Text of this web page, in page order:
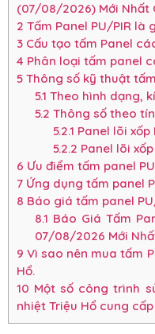
(07/08/2026) Mới Nhất
2 Tấm Panel PU/PIR là
3 Cấu tạo tấm Panel
4 Phân loại tấm panel
5 Thông số kỹ thuật
5.1 Theo hình dạng,
5.2 Thông số theo
5.2.1 Panel lõi xốp
5.2.2 Panel lõi xốp
6 Ưu điểm tấm panel
7 Ứng dụng tấm panel
8 Báo giá tấm panel
8.1 Báo Giá Tấm
07/08/2026 Mới
9 Vì sao nên mua tấm
Hổ.
10 Một số công trình
nhiệt Triệu Hổ cung